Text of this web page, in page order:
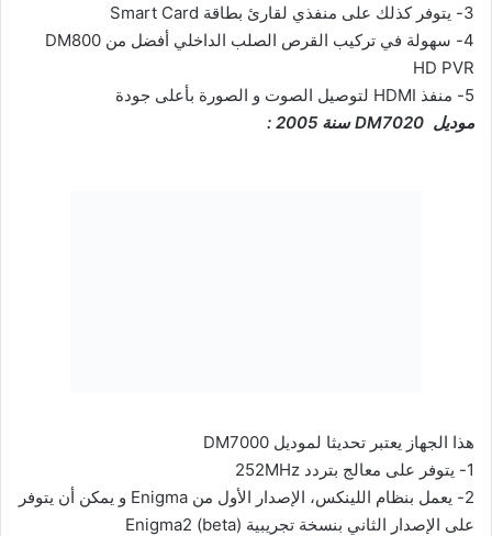
3- يتوفر كذلك على منفذي لقارئ بطاقة Smart Card
4- سهولة في تركيب القرص الصلب الداخلي أفضل من DM800
HD PVR
5- منفذ HDMI لتوصيل الصوت و الصورة بأعلى جودة
موديل DM7020 سنة 2005 :
هذا الجهاز يعتبر تحديثا لموديل DM7000
1- يتوفر على معالج بتردد 252MHz
2- يعمل بنظام اللينكس، الإصدار الأول من Enigma و يمكن أن يتوفر
على الإصدار الثاني بنسخة تجريبية Enigma2 (beta)